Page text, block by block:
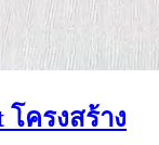
ครงสร้าง